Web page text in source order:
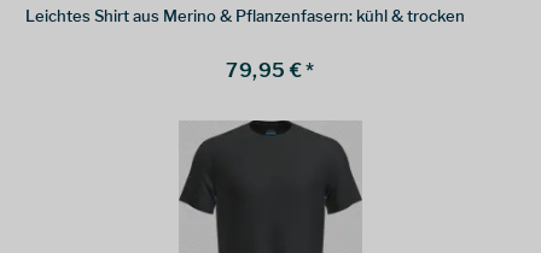
Leichtes Shirt aus Merino & Pflanzenfasern: kühl & trocken
79,95 € *